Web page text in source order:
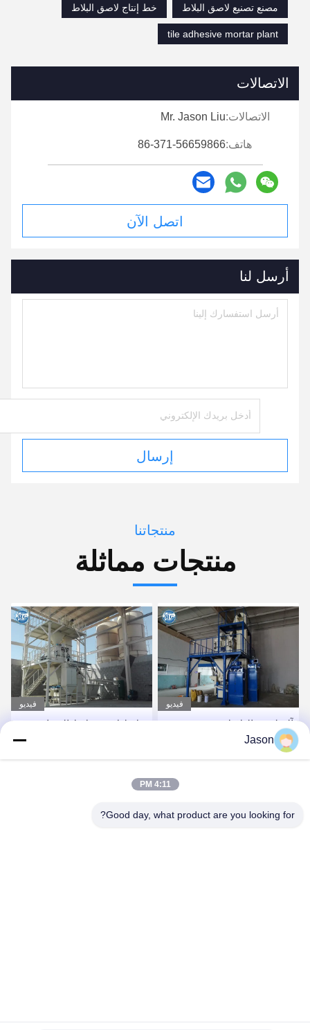
مصنع تصنيع لاصق البلاط
خط إنتاج لاصق البلاط
tile adhesive mortar plant
الاتصالات
الاتصالات:Mr. Jason Liu
هاتف:86-371-56659866
اتصل الآن
أرسل لنا
إرسال
منتجاتنا
منتجات مماثلة
فيديو
خلاط لاصق بلاط الصناعية
آلة لخلط الأسمنت الرمال
خلط
فيديو
380V 50HZ آلة لصق البلاط
الجاف
Jason
4:11 PM
Good day, what product are you looking for?